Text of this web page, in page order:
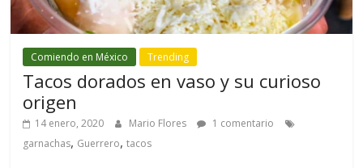
Comiendo en México Trending
Tacos dorados en vaso y su curioso
origen
14 enero, 2020 Mario Flores
1 comentario
garnachas, Guerrero,tacos